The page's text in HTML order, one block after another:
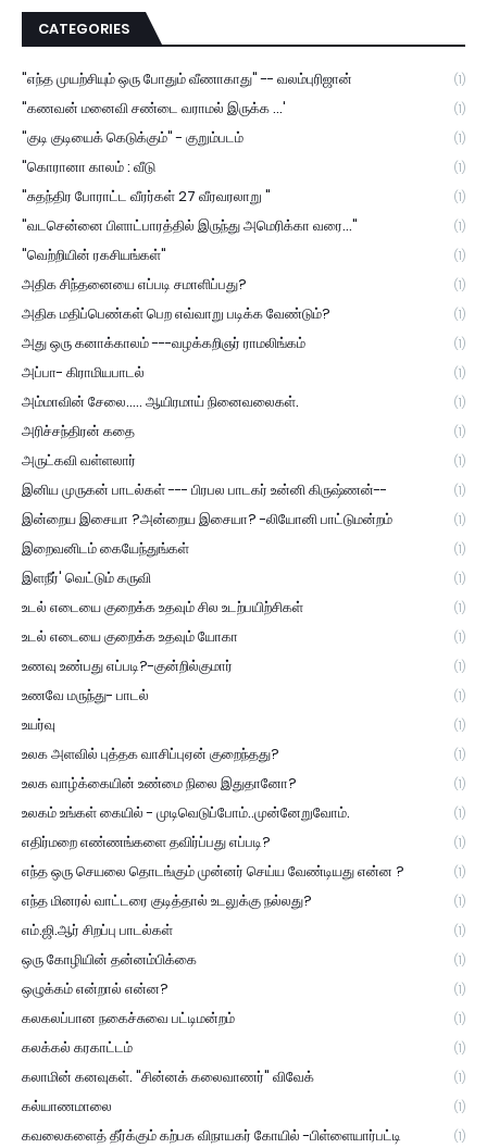
CATEGORIES
"எந்த முயற்சியும் ஒரு போதும் வீணாகாது" -- வலம்புரிஜான் (1)
"கணவன் மனைவி சண்டை வராமல் இருக்க ...' (1)
"குடி குடியைக் கெடுக்கும்" - குறும்படம் (1)
"கொரானா காலம் : வீடு (1)
"சுதந்திர போராட்ட வீரர்கள் 27 வீரவரலாறு " (1)
"வடசென்னை பிளாட்பாரத்தில் இருந்து அமெரிக்கா வரை..." (1)
"வெற்றியின் ரகசியங்கள்" (1)
அதிக சிந்தனையை எப்படி சமாளிப்பது? (1)
அதிக மதிப்பெண்கள் பெற எவ்வாறு படிக்க வேண்டும்? (1)
அது ஒரு கனாக்காலம் ---வழக்கறிஞர் ராமலிங்கம் (1)
அப்பா- கிராமியபாடல் (1)
அம்மாவின் சேலை..... ஆயிரமாய் நினைவலைகள். (1)
அரிச்சந்திரன் கதை (1)
அருட்கவி வள்ளலார் (1)
இனிய முருகன் பாடல்கள் --- பிரபல பாடகர் உன்னி கிருஷ்ணன்-- (1)
இன்றைய இசையா ?அன்றைய இசையா? -லியோனி பாட்டுமன்றம் (1)
இறைவனிடம் கையேந்துங்கள் (1)
இளநீர்' வெட்டும் கருவி (1)
உடல் எடையை குறைக்க உதவும் சில உடற்பயிற்சிகள் (1)
உடல் எடையை குறைக்க உதவும் யோகா (1)
உணவு உண்பது எப்படி?-குன்றில்குமார் (1)
உணவே மருந்து- பாடல் (1)
உயர்வு (1)
உலக அளவில் புத்தக வாசிப்புஏன் குறைந்தது? (1)
உலக வாழ்க்கையின் உண்மை நிலை இதுதானோ? (1)
உலகம் உங்கள் கையில் - முடிவெடுப்போம்..முன்னேறுவோம். (1)
எதிர்மறை எண்ணங்களை தவிர்ப்பது எப்படி? (1)
எந்த ஒரு செயலை தொடங்கும் முன்னர் செய்ய வேண்டியது என்ன ? (1)
எந்த மினரல் வாட்டரை குடித்தால் உடலுக்கு நல்லது? (1)
எம்.ஜி.ஆர் சிறப்பு பாடல்கள் (1)
ஒரு கோழியின் தன்னம்பிக்கை (1)
ஒழுக்கம் என்றால் என்ன? (1)
கலகலப்பான நகைச்சுவை பட்டிமன்றம் (1)
கலக்கல் கரகாட்டம் (1)
கலாமின் கனவுகள். "சின்னக் கலைவாணர்" விவேக் (1)
கல்யாணமாலை (1)
கவலைகளைத் தீர்க்கும் கற்பக விநாயகர் கோயில் -பிள்ளையார்பட்டி (1)